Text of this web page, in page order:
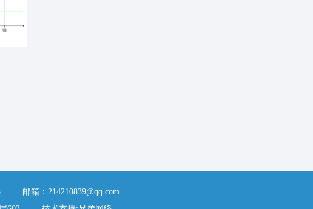
邮箱：214210839@qq.com